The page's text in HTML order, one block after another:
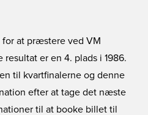
for at præstere ved VM
er en 4. plads i 1986.
til kvartfinalerne og denne
efter at tage det næste
til at booke billet til